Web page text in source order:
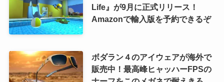
Life』が9月に正式リリース！
Amazonで輸入版を予約できるぞ
ボダラン４のアイウェアが海外で
販売中！最高峰ヒャッハーFPSの